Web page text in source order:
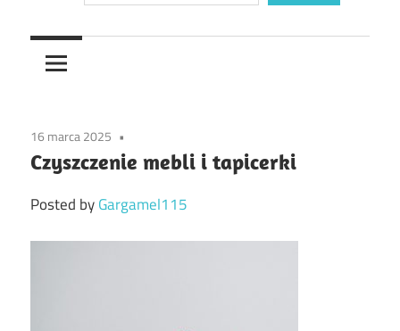
16 marca 2025
Czyszczenie mebli i tapicerki
Posted byGargamel115